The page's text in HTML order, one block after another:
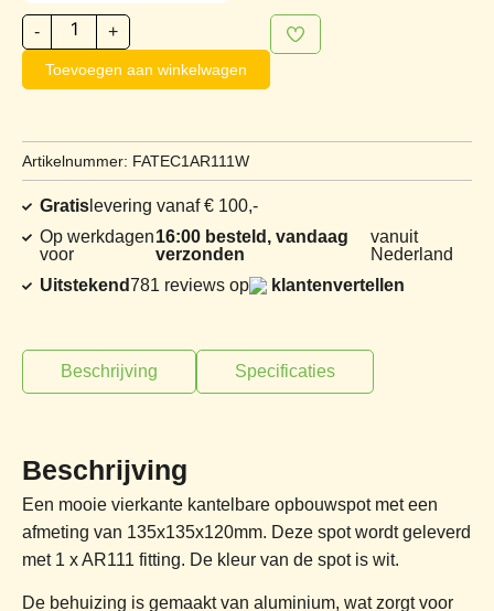
- +
Toevoegen aan winkelwagen
Artikelnummer: FATEC1AR111W
Gratis levering vanaf € 100,-
Op werkdagen
voor
16:00 besteld, vandaag
verzonden
vanuit
Nederland
Uitstekend781 reviews op klantenvertellen
Beschrijving Specificaties
Beschrijving
Een mooie vierkante kantelbare opbouwspot met een
afmeting van 135x135x120mm. Deze spot wordt geleverd
met 1 x AR111 fitting. De kleur van de spot is wit.
De behuizing is gemaakt van aluminium, wat zorgt voor